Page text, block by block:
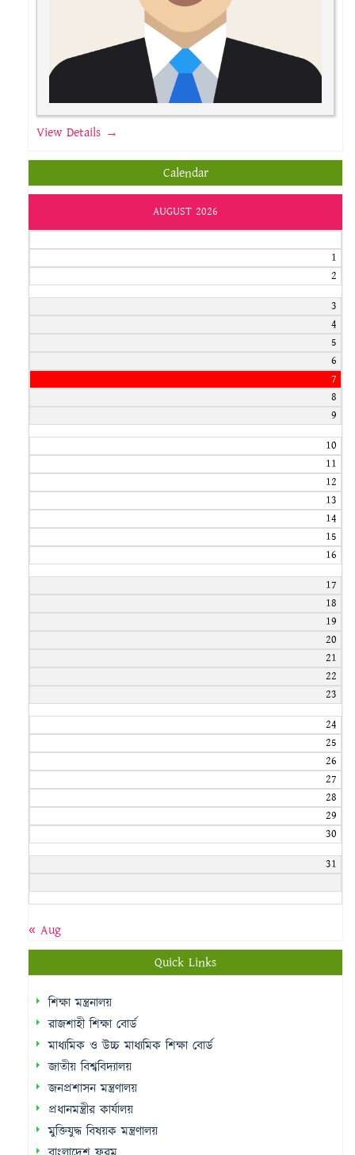
View Details →
Calendar
AUGUST 2026
1
2
3
4
5
6
7
8
9
10
11
12
13
14
15
16
17
18
19
20
21
22
23
24
25
26
27
28
29
30
31
« Aug
Quick Links
শিক্ষা মন্ত্রনালয়
রাজশাহী শিক্ষা বোর্ড
মাধ্যমিক ও উচ্চ মাধ্যমিক শিক্ষা বোর্ড
জাতীয় বিশ্ববিদ্যালয়
জনপ্রশাসন মন্ত্রণালয়
প্রধানমন্ত্রীর কার্যালয়
মুক্তিযুদ্ধ বিষয়ক মন্ত্রণালয়